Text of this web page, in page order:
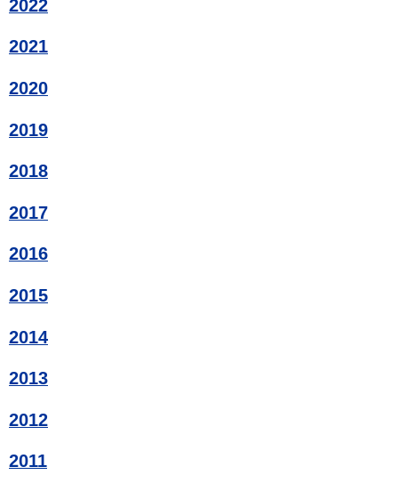
2022
2021
2020
2019
2018
2017
2016
2015
2014
2013
2012
2011